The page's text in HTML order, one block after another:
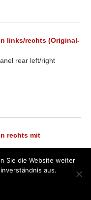
links/rechts (Original-
rear left/right
rechts mit
Sie die Website weiter
aus.